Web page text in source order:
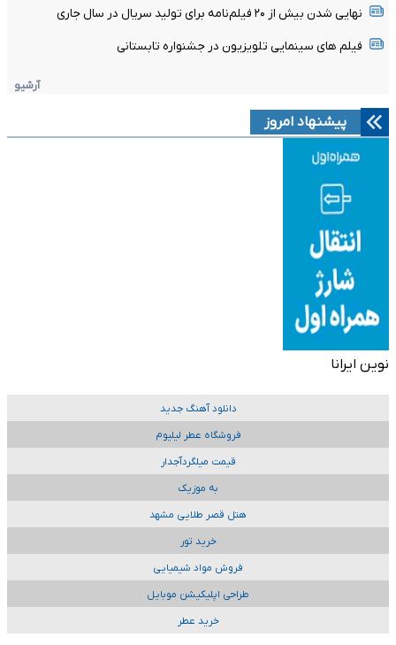
نهایی شدن بیش از ۲۰ فیلم‌نامه برای تولید سریال در سال جاری
فیلم های سینمایی تلویزیون در جشنواره تابستانی
آرشیو
پیشنهاد امروز
نوین ایرانا
دانلود آهنگ جدید
فروشگاه عطر لیلیوم
قیمت میلگردآجدار
به موزیک
هتل قصر طلایی مشهد
خرید تور
فروش مواد شیمیایی
طراحی اپلیکیشن موبایل
خرید عطر